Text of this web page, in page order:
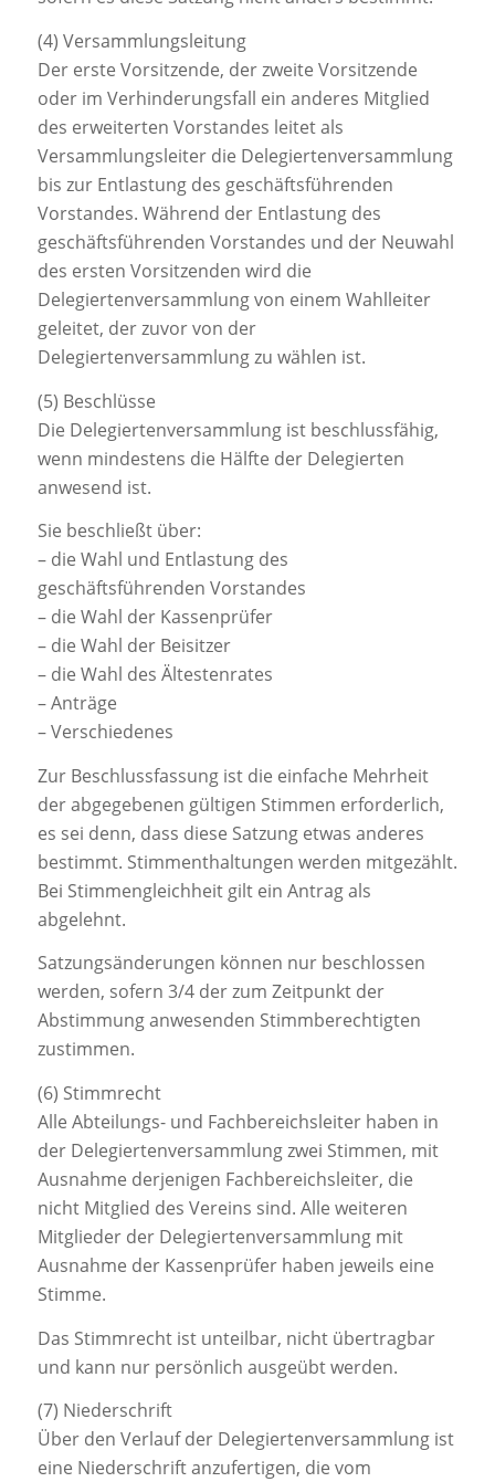
(4) Versammlungsleitung
Der erste Vorsitzende, der zweite Vorsitzende
oder im Verhinderungsfall ein anderes Mitglied
des erweiterten Vorstandes leitet als
Versammlungsleiter die Delegiertenversammlung
bis zur Entlastung des geschäftsführenden
Vorstandes. Während der Entlastung des
geschäftsführenden Vorstandes und der Neuwahl
des ersten Vorsitzenden wird die
Delegiertenversammlung von einem Wahlleiter
geleitet, der zuvor von der
Delegiertenversammlung zu wählen ist.
(5) Beschlüsse
Die Delegiertenversammlung ist beschlussfähig,
wenn mindestens die Hälfte der Delegierten
anwesend ist.
Sie beschließt über:
– die Wahl und Entlastung des
geschäftsführenden Vorstandes
– die Wahl der Kassenprüfer
– die Wahl der Beisitzer
– die Wahl des Ältestenrates
– Anträge
– Verschiedenes
Zur Beschlussfassung ist die einfache Mehrheit
der abgegebenen gültigen Stimmen erforderlich,
es sei denn, dass diese Satzung etwas anderes
bestimmt. Stimmenthaltungen werden mitgezählt.
Bei Stimmengleichheit gilt ein Antrag als
abgelehnt.
Satzungsänderungen können nur beschlossen
werden, sofern 3/4 der zum Zeitpunkt der
Abstimmung anwesenden Stimmberechtigten
zustimmen.
(6) Stimmrecht
Alle Abteilungs- und Fachbereichsleiter haben in
der Delegiertenversammlung zwei Stimmen, mit
Ausnahme derjenigen Fachbereichsleiter, die
nicht Mitglied des Vereins sind. Alle weiteren
Mitglieder der Delegiertenversammlung mit
Ausnahme der Kassenprüfer haben jeweils eine
Stimme.
Das Stimmrecht ist unteilbar, nicht übertragbar
und kann nur persönlich ausgeübt werden.
(7) Niederschrift
Über den Verlauf der Delegiertenversammlung ist
eine Niederschrift anzufertigen, die vom